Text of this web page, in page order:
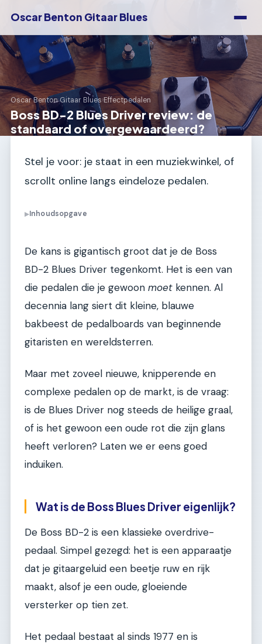
Oscar Benton Gitaar Blues
Oscar Benton Gitaar Blues›Effectpedalen
Boss BD-2 Blues Driver review: de
standaard of overgewaardeerd?
Stel je voor: je staat in een muziekwinkel, of
scrollt online langs eindeloze pedalen.
▶Inhoudsopgave
De kans is gigantisch groot dat je de Boss
BD-2 Blues Driver tegenkomt. Het is een van
die pedalen die je gewoon moet kennen. Al
decennia lang siert dit kleine, blauwe
bakbeest de pedalboards van beginnende
gitaristen en wereldsterren.
Maar met zoveel nieuwe, knipperende en
complexe pedalen op de markt, is de vraag:
is de Blues Driver nog steeds de heilige graal,
of is het gewoon een oude rot die zijn glans
heeft verloren? Laten we er eens goed
induiken.
Wat is de Boss Blues Driver eigenlijk?
De Boss BD-2 is een klassieke overdrive-
pedaal. Simpel gezegd: het is een apparaatje
dat je gitaargeluid een beetje ruw en rijk
maakt, alsof je een oude, gloeiende
versterker op tien zet.
Het pedaal bestaat al sinds 1977 en is